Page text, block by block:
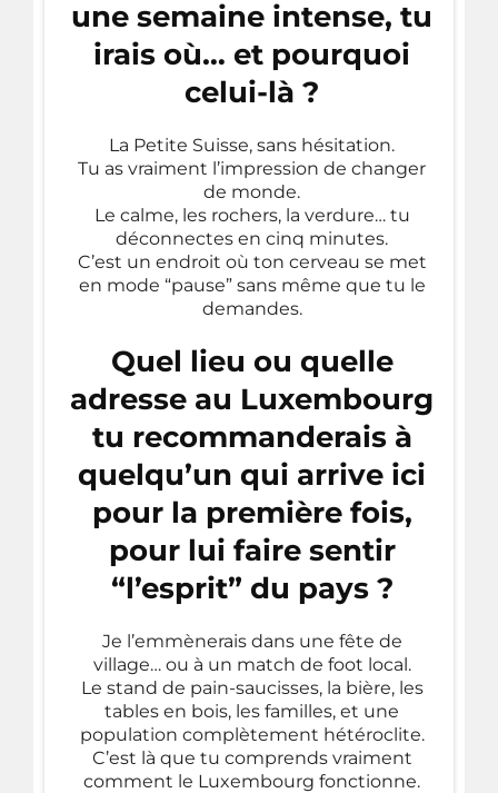
une semaine intense, tu
irais où… et pourquoi
celui-là ?
La Petite Suisse, sans hésitation.
Tu as vraiment l’impression de changer
de monde.
Le calme, les rochers, la verdure… tu
déconnectes en cinq minutes.
C’est un endroit où ton cerveau se met
en mode “pause” sans même que tu le
demandes.
Quel lieu ou quelle
adresse au Luxembourg
tu recommanderais à
quelqu’un qui arrive ici
pour la première fois,
pour lui faire sentir
“l’esprit” du pays ?
Je l’emmènerais dans une fête de
village… ou à un match de foot local.
Le stand de pain-saucisses, la bière, les
tables en bois, les familles, et une
population complètement hétéroclite.
C’est là que tu comprends vraiment
comment le Luxembourg fonctionne.